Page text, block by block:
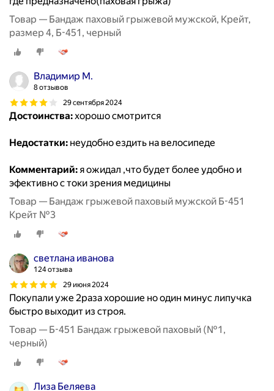
Товар — Бандаж паховый грыжевой мужской, Крейт,
размер 4, Б-451, черный
Владимир М.
8 отзывов
29 сентября 2024
Достоинства:хорошо смотрится
Недостатки: неудобно ездить на велосипеде
Комментарий:я ожидал ,что будет более удобно и
эфективно с токи зрения медицины
Товар — Бандаж грыжевой паховый мужской Б-451
Крейт №3
светлана иванова
124 отзыва
29 июня 2024
Покупали уже 2раза хорошие но один минус липучка
быстро выходит из строя.
Товар — Б-451 Бандаж грыжевой паховый (№1,
черный)
Лиза Беляева